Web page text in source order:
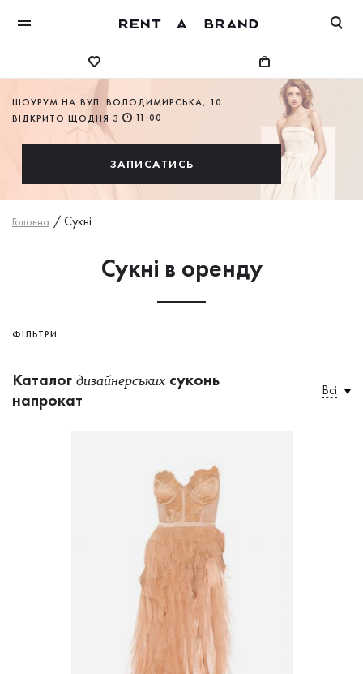
ШОУРУМ НА ВУЛ. ВОЛОДИМИРСЬКА, 10
ВІДКРИТО ЩОДНЯ З
11:00
ЗАПИСАТИСЬ
Головна /Сукнi
Сукні в оренду
ФІЛЬТРИ
Каталог дизайнерських суконь
напрокат
Всі